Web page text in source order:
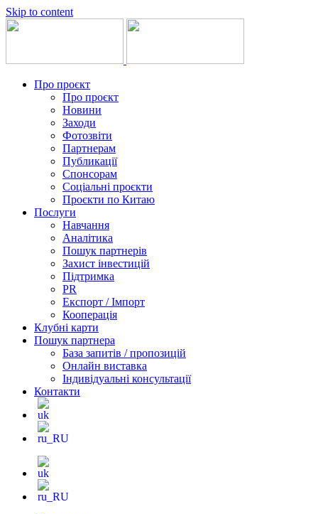
Skip to content
Про проєкт
Про проєкт
Новини
Заходи
Фотозвіти
Партнерам
Публикації
Спонсорам
Соціальні проєкти
Проєкти по Китаю
Послуги
Навчання
Аналітика
Пошук партнерів
Захист інвестицій
Підтримка
PR
Експорт / Імпорт
Кооперація
Клубні карти
Пошук партнера
База запитів / пропозицій
Онлайн виставка
Індивідуальні консультації
Контакти